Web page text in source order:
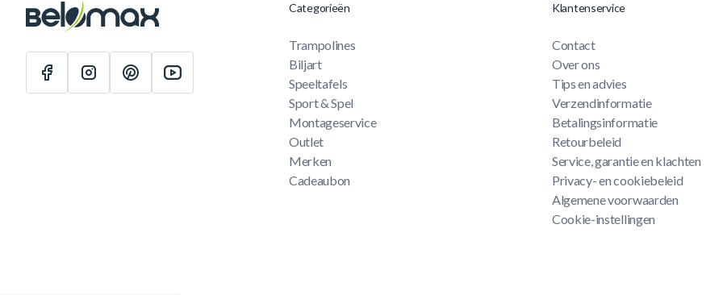
Categorieën
Trampolines
Biljart
Speeltafels
Sport & Spel
Montageservice
Outlet
Merken
Cadeaubon
Klantenservice
Contact
Over ons
Tips en advies
Verzendinformatie
Betalingsinformatie
Retourbeleid
Service, garantie en klachten
Privacy- en cookiebeleid
Algemene voorwaarden
Cookie-instellingen